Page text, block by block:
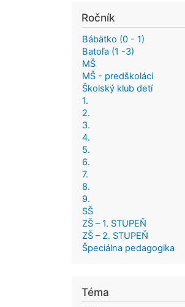
Ročník
Bábätko (0 - 1)
Batoľa (1 -3)
MŠ
MŠ - predškoláci
Školský klub detí
1.
2.
3.
4.
5.
6.
7.
8.
9.
SŠ
ZŠ – 1. STUPEŇ
ZŠ – 2. STUPEŇ
Špeciálna pedagogika
Téma